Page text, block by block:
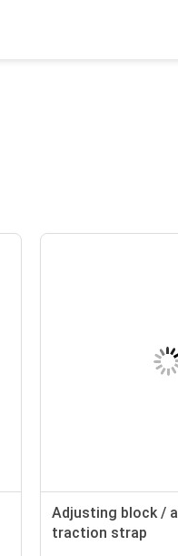
Adjusting block /
traction strap